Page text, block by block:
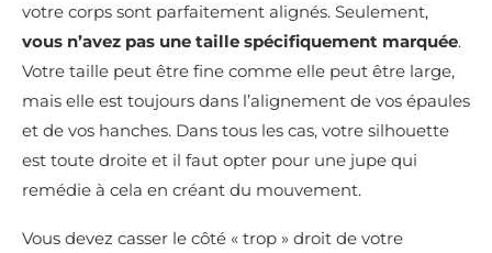
votre corps sont parfaitement alignés. Seulement,
vous n’avez pas une taille spécifiquement marquée.
Votre taille peut être fine comme elle peut être large,
mais elle est toujours dans l’alignement de vos épaules
et de vos hanches. Dans tous les cas, votre silhouette
est toute droite et il faut opter pour une jupe qui
remédie à cela en créant du mouvement.
Vous devez casser le côté « trop » droit de votre